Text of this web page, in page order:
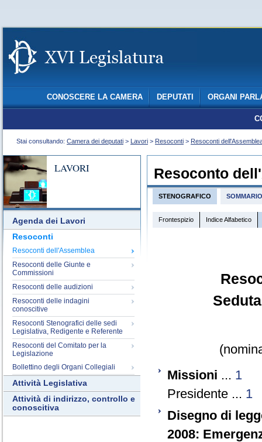
CONOSCERE LA CAMERA DEPUTATI ORGANI
Stai consultando: Camera dei deputati > Lavori > Resoconti > Resoconti
LAVORI
Agenda dei Lavori
Resoconti
Resoconti dell'Assemblea
Resoconti delle Giunte e
Commissioni
Resoconti delle audizioni
Resoconti delle indagini
conoscitive
Resoconti Stenografici delle sedi
Legislativa, Redigente e Referente
Resoconti del Comitato per la
Legislazione
Bollettino degli Organi Collegiali
Attività Legislativa
Attività di indirizzo, controllo e
conoscitiva
Resoconto
STENOGRAFICO SOMMARIO
Frontespizio Indice Alfabetico
Missioni ... 1
Presidente ... 1
Disegno di
2008: